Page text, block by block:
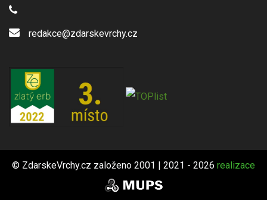
redakce@zdarskevrchy.cz
© ZdarskeVrchy.cz založeno 2001 | 2021 - 2026 realizace